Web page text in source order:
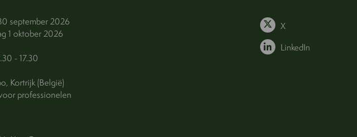
september 2026
1 oktober 2026
- 17.30
Kortrijk (België)
professionelen
X
LinkedIn